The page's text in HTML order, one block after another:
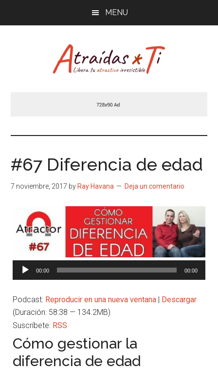
MENU
ti
#67 Diferencia de edad
7 noviembre, 2017 by Ray Havana Deja un comentario
Reproductor
de
00:00 00:00
Podcast: Reproducir en una nueva ventana | Descargar
(Duración: 58:38 — 134.2MB)
Suscríbete: RSS
Cómo gestionar la
diferencia de edad